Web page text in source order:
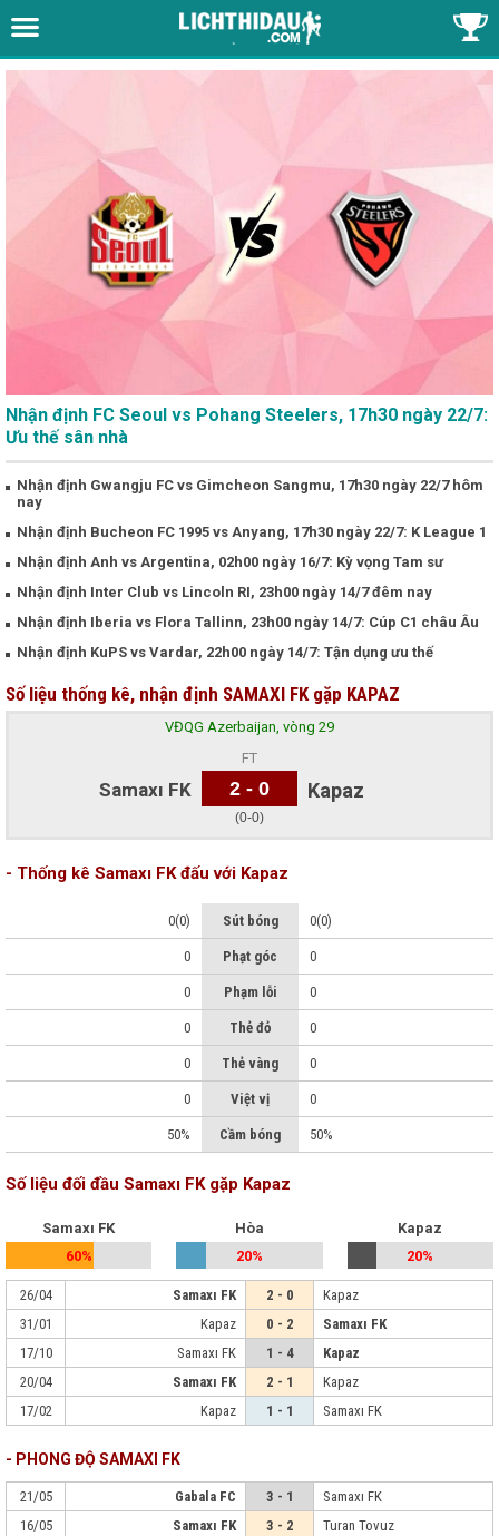
Nhận định FC Seoul vs Pohang Steelers, 17h30 ngày 22/7:
Ưu thế sân nhà
Nhận định Gwangju FC vs Gimcheon Sangmu, 17h30 ngày 22/7 hôm
nay
Nhận định Bucheon FC 1995 vs Anyang, 17h30 ngày 22/7: K League 1
Nhận định Anh vs Argentina, 02h00 ngày 16/7: Kỳ vọng Tam sư
Nhận định Inter Club vs Lincoln RI, 23h00 ngày 14/7 đêm nay
Nhận định Iberia vs Flora Tallinn, 23h00 ngày 14/7: Cúp C1 châu Âu
Nhận định KuPS vs Vardar, 22h00 ngày 14/7: Tận dụng ưu thế
Số liệu thống kê, nhận định SAMAXI FK gặp KAPAZ
VĐQG Azerbaijan, vòng 29
Samaxı FK
FT
2 - 0
(0-0)
Kapaz
- Thống kê Samaxı FK đấu với Kapaz
0(0) Sút bóng 0(0)
0 Phạt góc 0
0 Phạm lỗi 0
0 Thẻ đỏ 0
0 Thẻ vàng 0
0 Việt vị 0
50% Cầm bóng 50%
Số liệu đối đầu Samaxı FK gặp Kapaz
Samaxı FK
60%
Hòa
20%
Kapaz
20%
26/04 Samaxı FK 2 - 0
Kapaz
31/01
Kapaz 0 - 2
Samaxı FK
17/10
Samaxı FK 1 - 4
Kapaz
20/04
Samaxı FK 2 - 1
Kapaz
17/02
Kapaz 1 - 1 Samaxı FK
- PHONG ĐỘ SAMAXI FK
21/05 Gabala FC 3 - 1
Samaxı FK
16/05
Samaxı FK 3 - 2
Turan Tovuz